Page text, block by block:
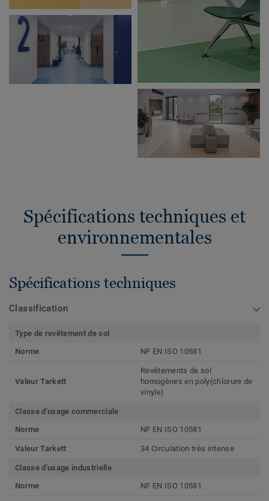
Spécifications techniques et
environnementales
Spécifications techniques
Classification
Type de revêtement de sol
Norme
NF EN ISO 10581
Valeur Tarkett
Revêtements de sol
homogènes en poly(chlorure de
vinyle)
Classe d'usage commerciale
Norme
NF EN ISO 10581
Valeur Tarkett 34 Circulation très intense
Classe d'usage industrielle
Norme
NF EN ISO 10581